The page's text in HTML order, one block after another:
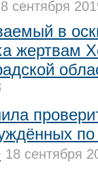
сентября
в
жертвам
18 сентября